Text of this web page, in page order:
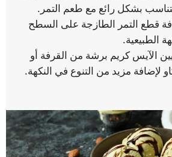
بشكل رائع مع طعم التمر.
قطع التمر الطازجة على السطح
الطبيعية.
الآيس كريم برشة من القرفة أو
لإضافة مزيد من التنوع في النكهة.